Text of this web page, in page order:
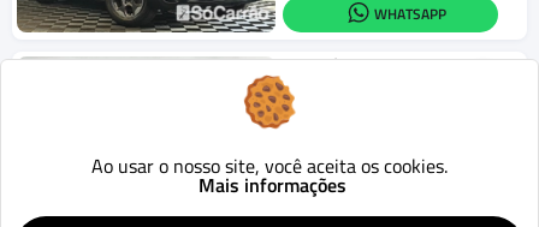
WHATSAPP
HyundaiHR
2.5 TCI Diesel (RS/RD)
2016
R$ 112.900
Ao usar o nosso site, você aceita os cookies.
Mais informações